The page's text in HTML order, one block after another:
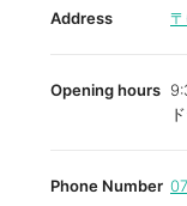
Address
Opening hours
Phone Number